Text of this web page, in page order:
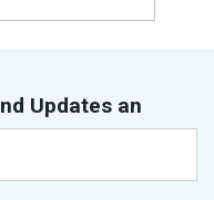
Updates an